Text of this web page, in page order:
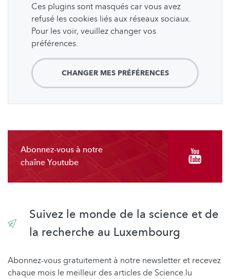
Ces plugins sont masqués car vous avez
refusé les cookies liés aux réseaux sociaux.
Pour les voir, veuillez changer vos
préférences.
CHANGER MES PRÉFÉRENCES
Abonnez-vous à notre
chaîne Youtube
Suivez le monde de la science et de
la recherche au Luxembourg
Abonnez-vous gratuitement à notre newsletter et recevez
chaque mois le meilleur des articles de Science.lu